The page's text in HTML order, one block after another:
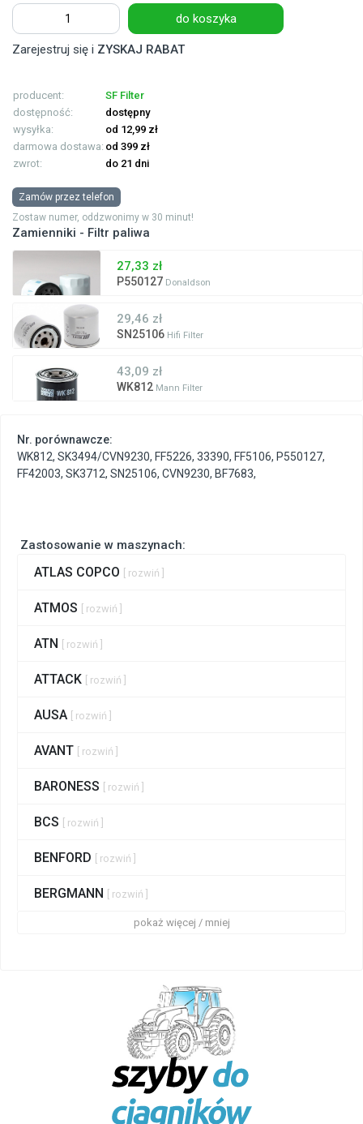
do koszyka
Zarejestruj się i ZYSKAJ RABAT
producent:
SF Filter
dostępność:
dostępny
wysyłka:
od 12,99 zł
darmowa dostawa: od 399 zł
zwrot:
do 21 dni
Zamów przez telefon
Zostaw numer, oddzwonimy w 30 minut!
Zamienniki - Filtr paliwa
27,33 zł
P550127 Donaldson
29,46 zł
SN25106 Hifi Filter
43,09 zł
WK812 Mann Filter
Zastosowanie w maszynach:
ATLAS COPCO [ rozwiń ]
ATMOS [ rozwiń ]
ATN [ rozwiń ]
ATTACK [ rozwiń ]
AUSA [ rozwiń ]
AVANT [ rozwiń ]
BARONESS [ rozwiń ]
BCS [ rozwiń ]
BENFORD [ rozwiń ]
BERGMANN [ rozwiń ]
pokaż więcej / mniej
Nr. porównawcze:
WK812, SK3494/CVN9230, FF5226, 33390, FF5106, P550127,
FF42003, SK3712, SN25106, CVN9230, BF7683,